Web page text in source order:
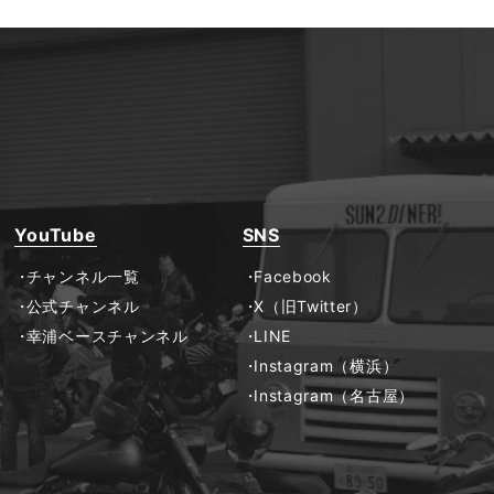
YouTube
チャンネル一覧
公式チャンネル
幸浦ベースチャンネル
SNS
Facebook
X（旧Twitter）
LINE
Instagram（横浜）
Instagram（名古屋）